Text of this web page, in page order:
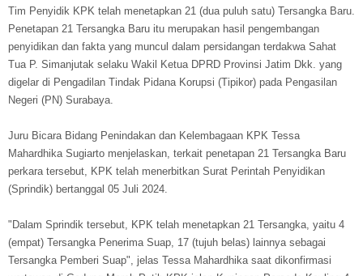
Tim Penyidik KPK telah menetapkan 21 (dua puluh satu) Tersangka Baru.
Penetapan 21 Tersangka Baru itu merupakan hasil pengembangan
penyidikan dan fakta yang muncul dalam persidangan terdakwa Sahat
Tua P. Simanjutak selaku Wakil Ketua DPRD Provinsi Jatim Dkk. yang
digelar di Pengadilan Tindak Pidana Korupsi (Tipikor) pada Pengasilan
Negeri (PN) Surabaya.
Juru Bicara Bidang Penindakan dan Kelembagaan KPK Tessa
Mahardhika Sugiarto menjelaskan, terkait penetapan 21 Tersangka Baru
perkara tersebut, KPK telah menerbitkan Surat Perintah Penyidikan
(Sprindik) bertanggal 05 Juli 2024.
"Dalam Sprindik tersebut, KPK telah menetapkan 21 Tersangka, yaitu 4
(empat) Tersangka Penerima Suap, 17 (tujuh belas) lainnya sebagai
Tersangka Pemberi Suap", jelas Tessa Mahardhika saat dikonfirmasi